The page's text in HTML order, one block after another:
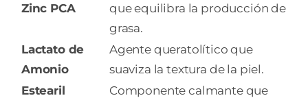
Zinc PCA
que equilibra la producción de
grasa.
Lactato de
Amonio
Agente queratolítico que
suaviza la textura de la piel.
Estearil
Componente calmante que